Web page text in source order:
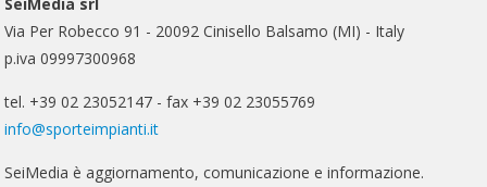
Via Per Robecco 91 - 20092 Cinisello Balsamo (MI) - Italy
p.iva 09997300968
tel. +39 02 23052147 - fax +39 02 23055769
info@sporteimpianti.it
SeiMedia è aggiornamento, comunicazione e informazione.